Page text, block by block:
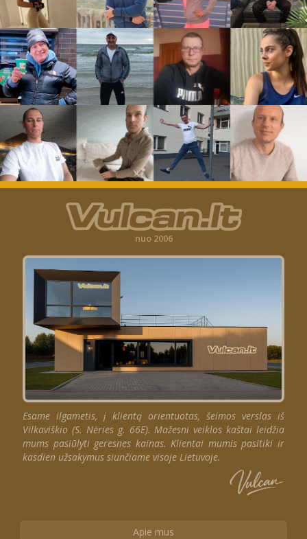
nuo 2006
Esame ilgametis, į klientą orientuotas, šeimos verslas iš
Vilkaviškio (S. Nėries g. 66E). Mažesni veiklos kaštai leidžia
mums pasiūlyti geresnes kainas. Klientai mumis pasitiki ir
kasdien užsakymus siunčiame visoje Lietuvoje.
Apie mus